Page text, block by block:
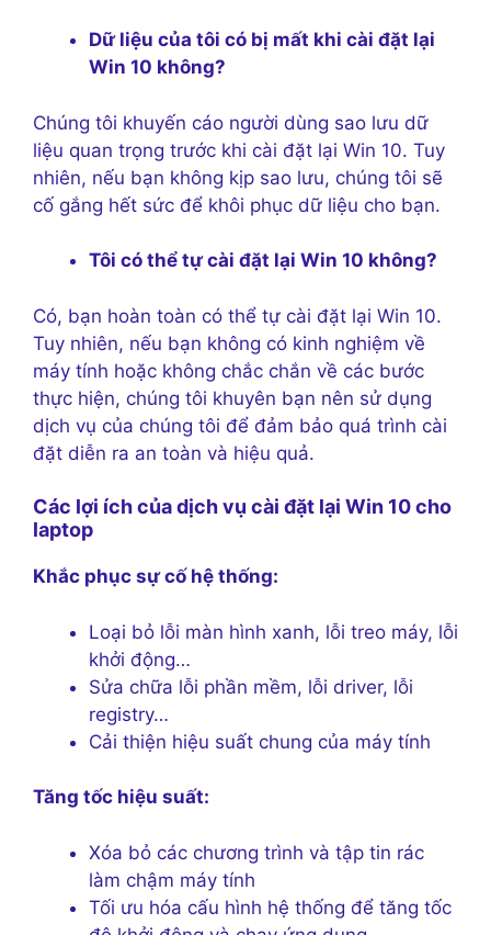
Dữ liệu của tôi có bị mất khi cài đặt lại
Win 10 không?
Chúng tôi khuyến cáo người dùng sao lưu dữ
liệu quan trọng trước khi cài đặt lại Win 10. Tuy
nhiên, nếu bạn không kịp sao lưu, chúng tôi sẽ
cố gắng hết sức để khôi phục dữ liệu cho bạn.
Tôi có thể tự cài đặt lại Win 10 không?
Có, bạn hoàn toàn có thể tự cài đặt lại Win 10.
Tuy nhiên, nếu bạn không có kinh nghiệm về
máy tính hoặc không chắc chắn về các bước
thực hiện, chúng tôi khuyên bạn nên sử dụng
dịch vụ của chúng tôi để đảm bảo quá trình cài
đặt diễn ra an toàn và hiệu quả.
Các lợi ích của dịch vụ cài đặt lại Win 10 cho
laptop
Khắc phục sự cố hệ thống:
Loại bỏ lỗi màn hình xanh, lỗi treo máy, lỗi
khởi động…
Sửa chữa lỗi phần mềm, lỗi driver, lỗi
registry…
Cải thiện hiệu suất chung của máy tính
Tăng tốc hiệu suất:
Xóa bỏ các chương trình và tập tin rác
làm chậm máy tính
Tối ưu hóa cấu hình hệ thống để tăng tốc